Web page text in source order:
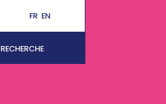
FR EN
RECHERCHE